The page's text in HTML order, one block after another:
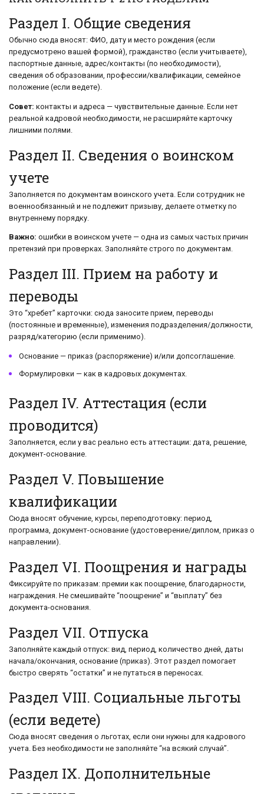
Раздел I. Общие сведения
Обычно сюда вносят: ФИО, дату и место рождения (если
предусмотрено вашей формой), гражданство (если учитываете),
паспортные данные, адрес/контакты (по необходимости),
сведения об образовании, профессии/квалификации, семейное
положение (если ведете).
Совет: контакты и адреса — чувствительные данные. Если нет
реальной кадровой необходимости, не расширяйте карточку
лишними полями.
Раздел II. Сведения о воинском
учете
Заполняется по документам воинского учета. Если сотрудник не
военнообязанный и не подлежит призыву, делаете отметку по
внутреннему порядку.
Важно: ошибки в воинском учете — одна из самых частых причин
претензий при проверках. Заполняйте строго по документам.
Раздел III. Прием на работу и
переводы
Это “хребет” карточки: сюда заносите прием, переводы
(постоянные и временные), изменения подразделения/должности,
разряд/категорию (если применимо).
Основание — приказ (распоряжение) и/или допсоглашение.
Формулировки — как в кадровых документах.
Раздел IV. Аттестация (если
проводится)
Заполняется, если у вас реально есть аттестации: дата, решение,
документ-основание.
Раздел V. Повышение
квалификации
Сюда вносят обучение, курсы, переподготовку: период,
программа, документ-основание (удостоверение/диплом, приказ о
направлении).
Раздел VI. Поощрения и награды
Фиксируйте по приказам: премии как поощрение, благодарности,
награждения. Не смешивайте “поощрение” и “выплату” без
документа-основания.
Раздел VII. Отпуска
Заполняйте каждый отпуск: вид, период, количество дней, даты
начала/окончания, основание (приказ). Этот раздел помогает
быстро сверять “остатки” и не путаться в переносах.
Раздел VIII. Социальные льготы
(если ведете)
Сюда вносят сведения о льготах, если они нужны для кадрового
учета. Без необходимости не заполняйте “на всякий случай”.
Раздел IX. Дополнительные